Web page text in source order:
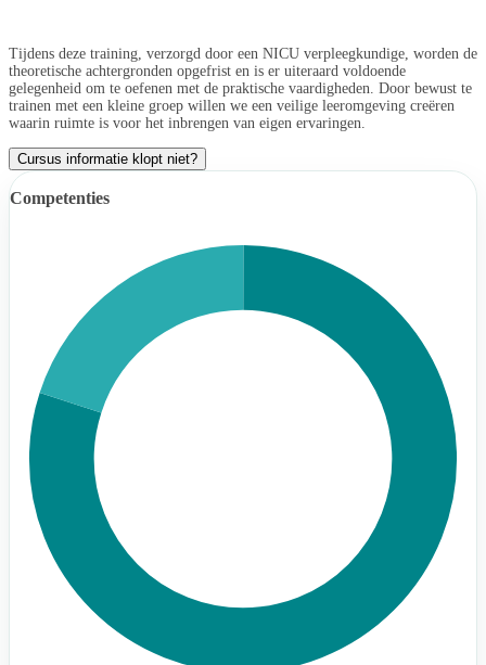
Tijdens deze training, verzorgd door een NICU verpleegkundige, worden de
theoretische achtergronden opgefrist en is er uiteraard voldoende
gelegenheid om te oefenen met de praktische vaardigheden. Door bewust te
trainen met een kleine groep willen we een veilige leeromgeving creëren
waarin ruimte is voor het inbrengen van eigen ervaringen.
Cursus informatie klopt niet?
Competenties